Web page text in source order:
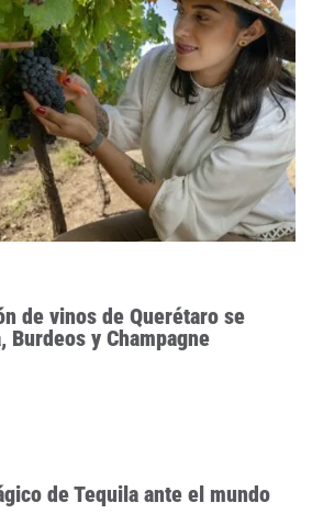
de vinos de Querétaro se
Burdeos y Champagne
de Tequila ante el mundo